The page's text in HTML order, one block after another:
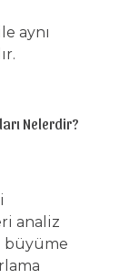
aynı
Nelerdir?
analiz
büyüme